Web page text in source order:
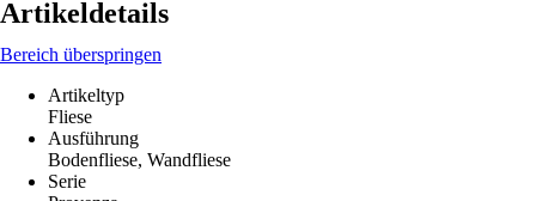
Artikeldetails
Bereich überspringen
Artikeltyp
Fliese
Ausführung
Bodenfliese, Wandfliese
Serie